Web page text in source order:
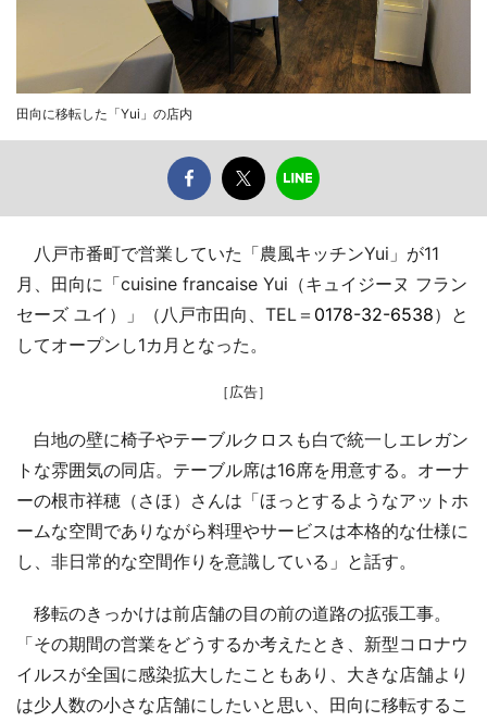
田向に移転した「Yui」の店内
八戸市番町で営業していた「農風キッチンYui」が11
月、田向に「cuisine francaise Yui（キュイジーヌ フラン
セーズ ユイ）」（八戸市田向、TEL＝ 0178-32-6538）と
してオープンし1カ月となった。
［広告］
白地の壁に椅子やテーブルクロスも白で統一しエレガン
トな雰囲気の同店。テーブル席は16席を用意する。オーナ
ーの根市祥穂（さほ）さんは「ほっとするようなアットホ
ームな空間でありながら料理やサービスは本格的な仕様に
し、非日常的な空間作りを意識している」と話す。
移転のきっかけは前店舗の目の前の道路の拡張工事。
「その期間の営業をどうするか考えたとき、新型コロナウ
イルスが全国に感染拡大したこともあり、大きな店舗より
は少人数の小さな店舗にしたいと思い、田向に移転するこ